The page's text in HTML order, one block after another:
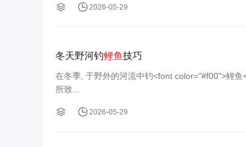
2026-05-29
冬天野河钓鲤鱼技巧
在冬季, 于野外的河流中钓<font color="#f00">鲤
所致...
2026-05-29